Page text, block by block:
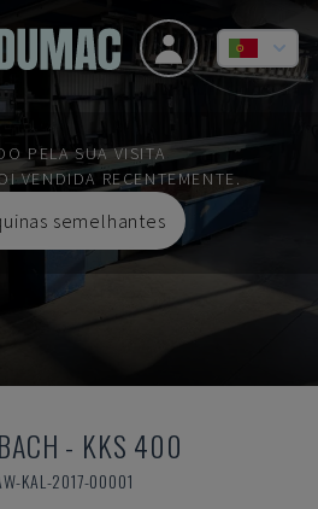
PELA SUA VISITA
VENDIDA RECENTEMENTE.
semelhantes
- KKS 400
KAL-2017-00001